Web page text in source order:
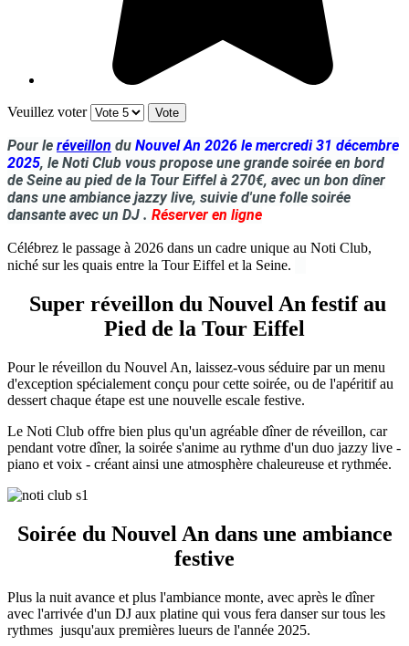
Veuillez voter
Pour le réveillon du Nouvel An 2026 le mercredi 31 décembre
2025, le Noti Club vous propose une grande soirée en bord
de Seine au pied de la Tour Eiffel à 270€, avec un bon dîner
dans une ambiance jazzy live, suivie d'une folle soirée
dansante avec un DJ . Réserver en ligne
Célébrez le passage à 2026 dans un cadre unique au Noti Club,
niché sur les quais entre la Tour Eiffel et la Seine.
Super réveillon du Nouvel An festif au
Pied de la Tour Eiffel
Pour le réveillon du Nouvel An, laissez-vous séduire par un menu
d'exception spécialement conçu pour cette soirée, ou de l'apéritif au
dessert chaque étape est une nouvelle escale festive.
Le Noti Club offre bien plus qu'un agréable dîner de réveillon, car
pendant votre dîner, la soirée s'anime au rythme d'un duo jazzy live -
piano et voix - créant ainsi une atmosphère chaleureuse et rythmée.
Soirée du Nouvel An dans une ambiance
festive
Plus la nuit avance et plus l'ambiance monte, avec après le dîner
avec l'arrivée d'un DJ aux platine qui vous fera danser sur tous les
rythmes jusqu'aux premières lueurs de l'année 2025.